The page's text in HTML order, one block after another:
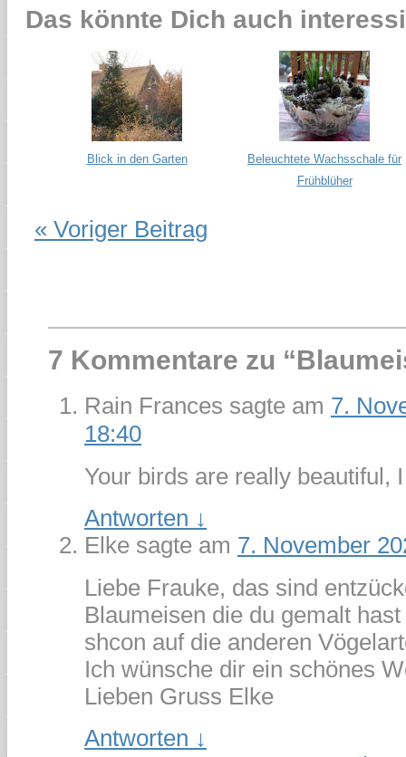
Das könnte Dich auch
Blick in den Garten
Beleuchtete Wachsschale für
Frühblüher
« Voriger Beitrag
7 Kommentare zu “
Rain Frances sagte am 7.
18:40
Your birds are really beautiful,
Antworten ↓
Elke sagte am 7. November
Liebe Frauke, das sind
Blaumeisen die du gemalt
shcon auf die anderen
Ich wünsche dir ein schönes
Lieben Gruss Elke
Antworten ↓